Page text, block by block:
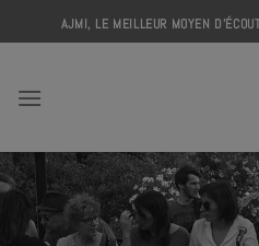
to
AJMI, LE MEILLEUR MOYEN